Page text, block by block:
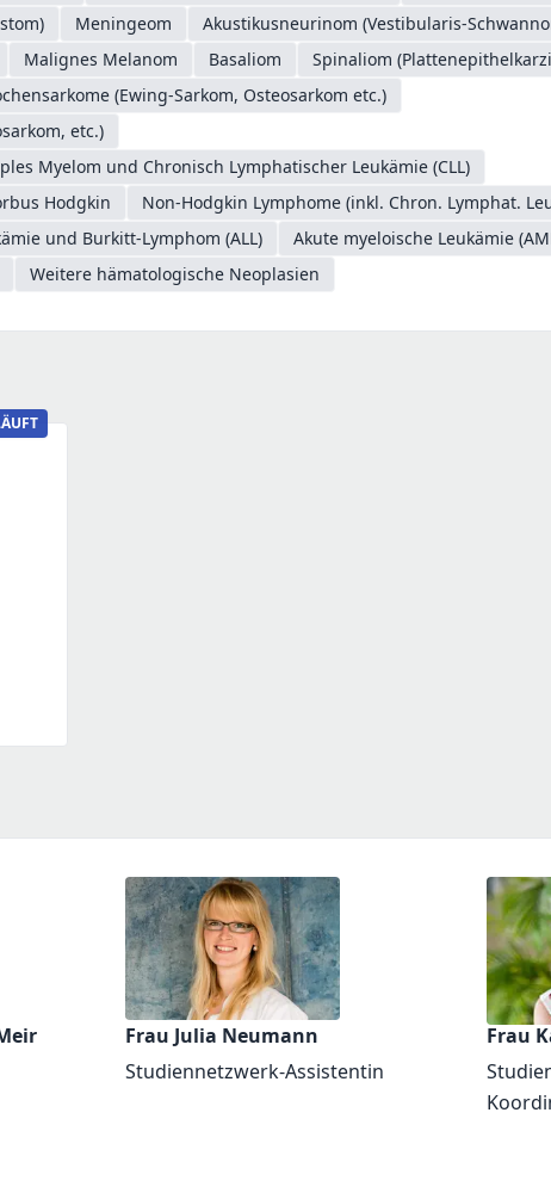
Meningeom
Akustikusneurinom (Vestibularis-
Malignes Melanom Basaliom
Spinaliom
(Ewing-Sarkom, Osteosarkom etc.)
etc.)
Myelom und Chronisch Lymphatischer Leukämie (CLL)
Hodgkin Non-Hodgkin Lymphome (inkl. Chron. Lymphat.
und Burkitt-Lymphom (ALL)
Akute myeloische Leukämie
Weitere hämatologische Neoplasien
Frau Julia Neumann
Studiennetzwerk-Assistentin
Frau